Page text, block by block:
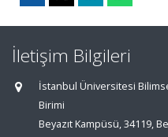
İletişim Bilgileri
İstanbul Üniversitesi
Birimi
Beyazıt Kampüsü, 34119,